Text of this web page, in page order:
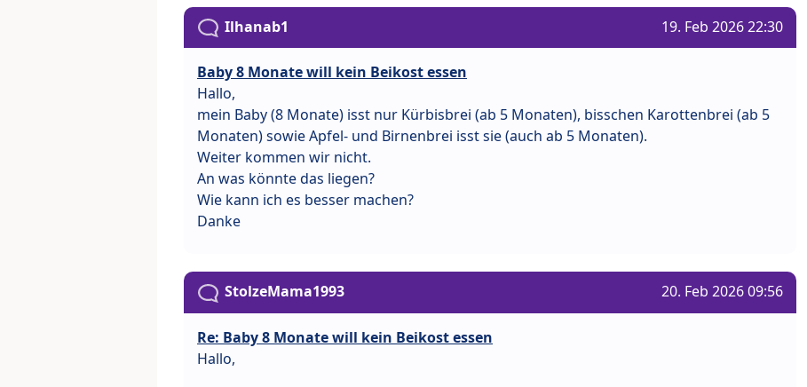
Ilhanab1 19. Feb 2026 22:30
Baby 8 Monate will kein Beikost essen
Hallo,
mein Baby (8 Monate) isst nur Kürbisbrei (ab 5 Monaten), bisschen Karottenbrei (ab 5
Monaten) sowie Apfel- und Birnenbrei isst sie (auch ab 5 Monaten).
Weiter kommen wir nicht.
An was könnte das liegen?
Wie kann ich es besser machen?
Danke
StolzeMama1993 20. Feb 2026 09:56
Re: Baby 8 Monate will kein Beikost essen
Hallo,